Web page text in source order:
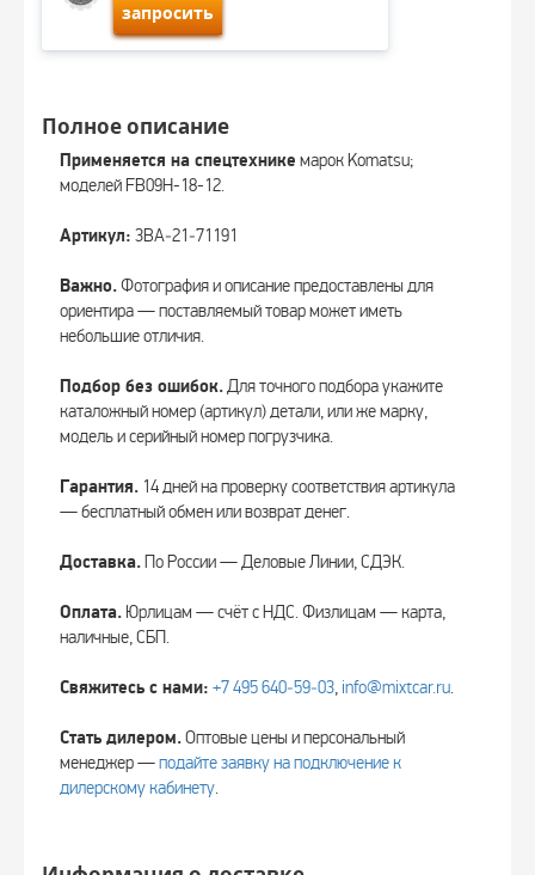
запросить
Полное описание
Применяется на спецтехнике марок Komatsu;
моделей FB09H-18-12.
Артикул: 3BA‑21‑71191
Важно.Фотография и описание предоставлены для
ориентира — поставляемый товар может иметь
небольшие отличия.
Подбор без ошибок.Для точного подбора укажите
каталожный номер (артикул) детали, или же марку,
модель и серийный номер погрузчика.
Гарантия. 14 дней на проверку соответствия артикула
— бесплатный обмен или возврат денег.
Доставка.По России — Деловые Линии, СДЭК.
Оплата. Юрлицам — счёт с НДС. Физлицам — карта,
наличные, СБП.
Свяжитесь с нами: +7 495 640‑59‑03, info@mixtcar.ru.
Стать дилером.Оптовые цены и персональный
менеджер —подайте заявку на подключение к
дилерскому кабинету.